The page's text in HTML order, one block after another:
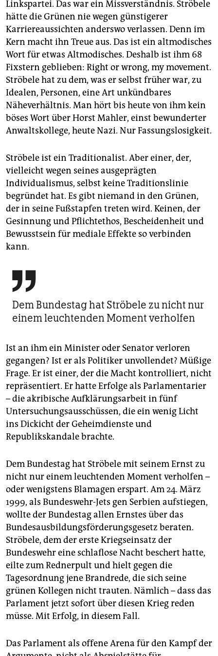
Linkspartei. Das war ein Missverständnis. Ströbele
hätte die Grünen nie wegen günstigerer
Karriereaussichten anderswo verlassen. Denn im
Kern macht ihn Treue aus. Das ist ein altmodisches
Wort für etwas Altmodisches. Deshalb ist ihm 68
Fixstern geblieben: Right or wrong, my movement.
Ströbele hat zu dem, was er selbst früher war, zu
Idealen, Personen, eine Art unkündbares
Näheverhältnis. Man hört bis heute von ihm kein
böses Wort über Horst Mahler, einst bewunderter
Anwaltskollege, heute Nazi. Nur Fassungslosigkeit.
Ströbele ist ein Traditionalist. Aber einer, der,
vielleicht wegen seines ausgeprägten
Individualismus, selbst keine Traditionslinie
begründet hat. Es gibt niemand in den Grünen,
der in seine Fußstapfen treten wird. Keinen, der
Gesinnung und Pflichtethos, Bescheidenheit und
Bewusstsein für mediale Effekte so verbinden
kann.

Dem Bundestag hat Ströbele zu nicht nur
einem leuchtenden Moment verholfen
Ist an ihm ein Minister oder Senator verloren
gegangen? Ist er als Politiker unvollendet? Müßige
Frage. Er ist einer, der die Macht kontrolliert, nicht
repräsentiert. Er hatte Erfolge als Parlamentarier
– die akribische Aufklärungsarbeit in fünf
Untersuchungsausschüssen, die ein wenig Licht
ins Dickicht der Geheimdienste und
Republikskandale brachte.
Dem Bundestag hat Ströbele mit seinem Ernst zu
nicht nur einem leuchtenden Moment verholfen –
oder wenigstens Blamagen erspart. Am 24. März
1999, als Bundeswehr-Jets gen Serbien aufstiegen,
wollte der Bundestag allen Ernstes über das
Bundesausbildungsförderungsgesetz beraten.
Ströbele, dem der erste Kriegseinsatz der
Bundeswehr eine schlaflose Nacht beschert hatte,
eilte zum Rednerpult und hielt gegen die
Tagesordnung jene Brandrede, die sich seine
grünen Kollegen nicht trauten. Nämlich – dass das
Parlament jetzt sofort über diesen Krieg reden
müsse. Mit Erfolg, in diesem Fall.
Das Parlament als offene Arena für den Kampf der